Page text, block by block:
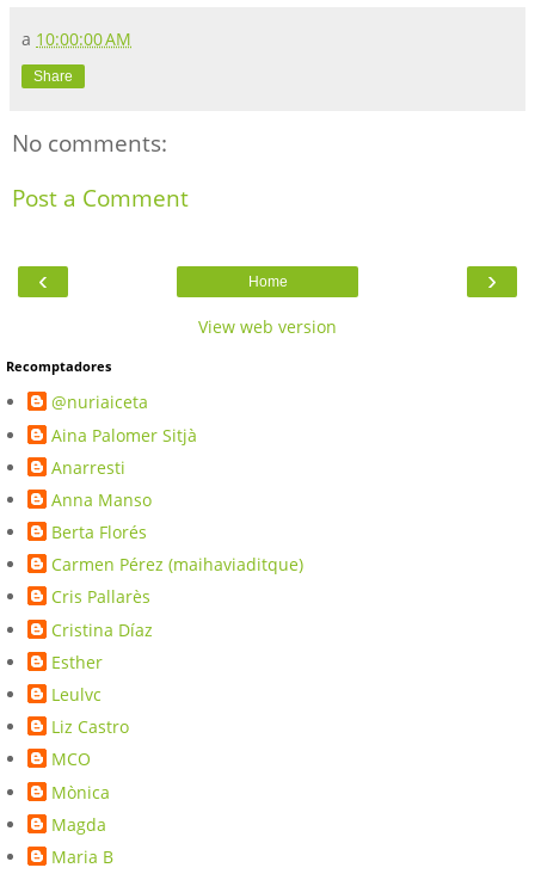
a 10:00:00 AM
Share
No comments:
Post a Comment
‹ ›
Home
View web version
Recomptadores
@nuriaiceta
Aina Palomer Sitjà
Anarresti
Anna Manso
Berta Florés
Carmen Pérez (maihaviaditque)
Cris Pallarès
Cristina Díaz
Esther
Leulvc
Liz Castro
MCO
Mònica
Magda
Maria B